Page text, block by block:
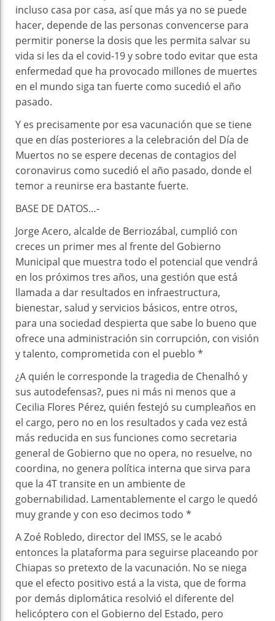
incluso casa por casa, así que más ya no se puede
hacer, depende de las personas convencerse para
permitir ponerse la dosis que les permita salvar su
vida si les da el covid-19 y sobre todo evitar que esta
enfermedad que ha provocado millones de muertes
en el mundo siga tan fuerte como sucedió el año
pasado.
Y es precisamente por esa vacunación que se tiene
que en días posteriores a la celebración del Día de
Muertos no se espere decenas de contagios del
coronavirus como sucedió el año pasado, donde el
temor a reunirse era bastante fuerte.
BASE DE DATOS…-
Jorge Acero, alcalde de Berriozábal, cumplió con
creces un primer mes al frente del Gobierno
Municipal que muestra todo el potencial que vendrá
en los próximos tres años, una gestión que está
llamada a dar resultados en infraestructura,
bienestar, salud y servicios básicos, entre otros,
para una sociedad despierta que sabe lo bueno que
ofrece una administración sin corrupción, con visión
y talento, comprometida con el pueblo *
¿A quién le corresponde la tragedia de Chenalhó y
sus autodefensas?, pues ni más ni menos que a
Cecilia Flores Pérez, quién festejó su cumpleaños en
el cargo, pero no en los resultados y cada vez está
más reducida en sus funciones como secretaria
general de Gobierno que no opera, no resuelve, no
coordina, no genera política interna que sirva para
que la 4T transite en un ambiente de
gobernabilidad. Lamentablemente el cargo le quedó
muy grande y con eso decimos todo *
A Zoé Robledo, director del IMSS, se le acabó
entonces la plataforma para seguirse placeando por
Chiapas so pretexto de la vacunación. No se niega
que el efecto positivo está a la vista, que de forma
por demás diplomática resolvió el diferente del
helicóptero con el Gobierno del Estado, pero